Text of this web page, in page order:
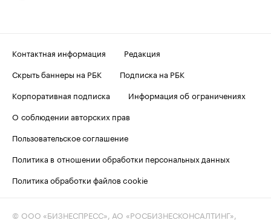
Контактная информация
Редакция
Скрыть баннеры на РБК
Подписка на РБК
Корпоративная подписка
Информация об ограничениях
О соблюдении авторских прав
Пользовательское соглашение
Политика в отношении обработки персональных данных
Политика обработки файлов cookie
© ООО «БИЗНЕСПРЕСС», АО «РОСБИЗНЕСКОНСАЛТИНГ»,